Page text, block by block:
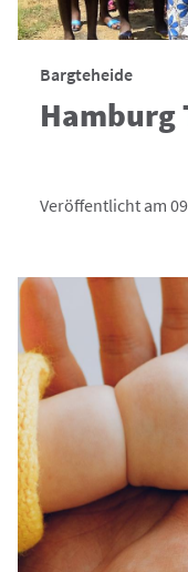
Bargteheide
Hamburg
Veröffentlicht am